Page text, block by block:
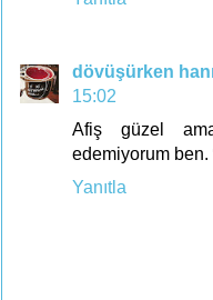
dövüşürken
15:02
Afiş güzel
edemiyorum ben.
Yanıtla